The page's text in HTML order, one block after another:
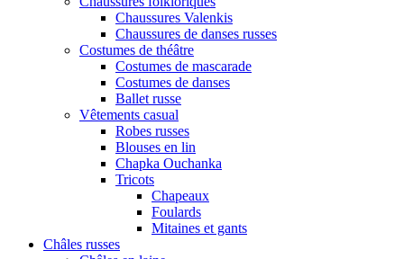
Chaussures Valenkis
Chaussures de danses russes
Costumes de théâtre
Costumes de mascarade
Costumes de danses
Ballet russe
Vêtements casual
Robes russes
Blouses en lin
Chapka Ouchanka
Tricots
Chapeaux
Foulards
Mitaines et gants
Châles russes